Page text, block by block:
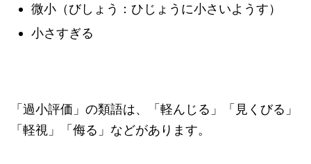
微小（びしょう：ひじょうに小さいようす）
小さすぎる
「過小評価」の類語は、「軽んじる」「見くびる」
「軽視」「侮る」などがあります。